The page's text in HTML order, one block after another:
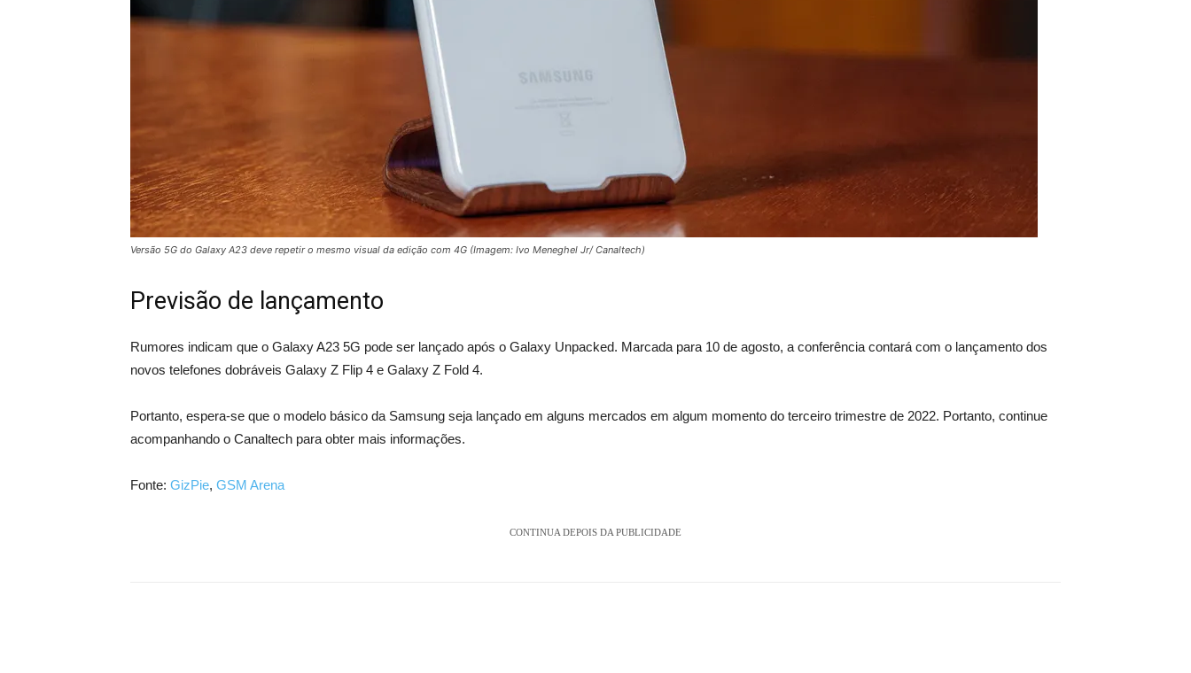
Versão 5G do Galaxy A23 deve repetir o mesmo visual da edição com 4G (Imagem: Ivo Meneghel Jr/ Canaltech)
Previsão de lançamento
Rumores indicam que o Galaxy A23 5G pode ser lançado após o Galaxy Unpacked. Marcada para 10 de agosto, a conferência contará com o lançamento dos
novos telefones dobráveis ​​Galaxy Z Flip 4 e Galaxy Z Fold 4.
Portanto, espera-se que o modelo básico da Samsung seja lançado em alguns mercados em algum momento do terceiro trimestre de 2022. Portanto, continue
acompanhando o Canaltech para obter mais informações.
Fonte: GizPie, GSM Arena
CONTINUA DEPOIS DA PUBLICIDADE